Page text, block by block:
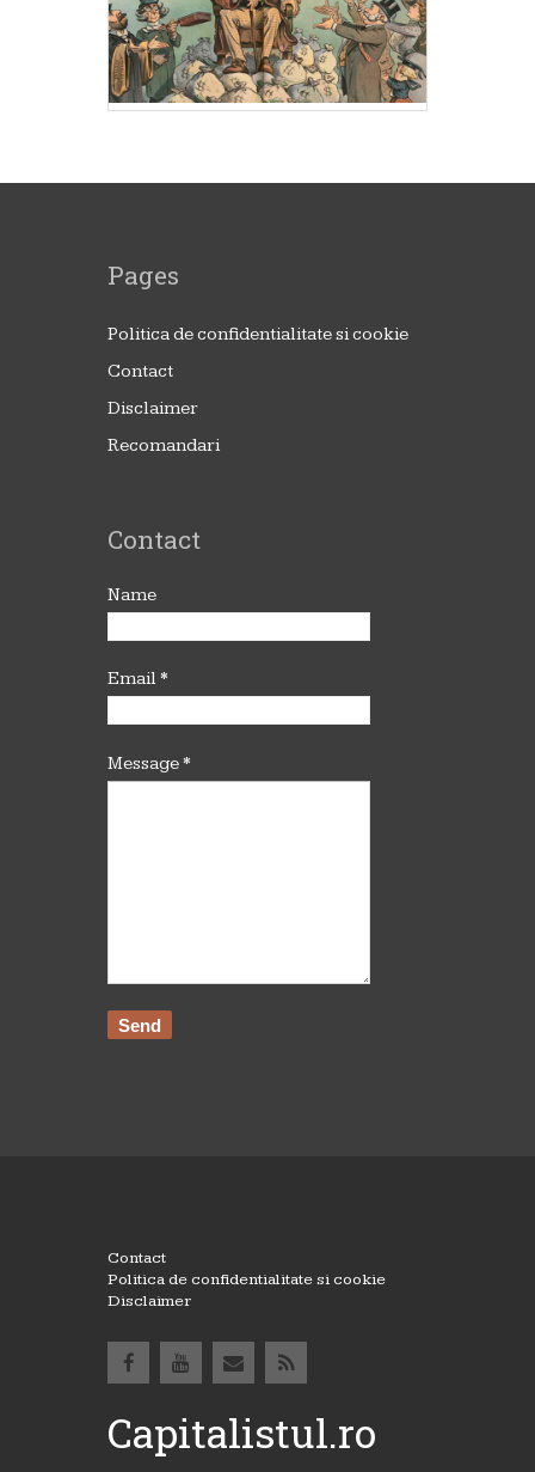
Pages
Politica de confidentialitate si cookie
Contact
Disclaimer
Recomandari
Contact
Name
Email*
Message*
Contact
Politica de confidentialitate si cookie
Disclaimer
Capitalistul.ro